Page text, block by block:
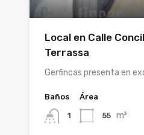
Local en Calle
Terrassa
Gerfincas presenta en
Baños
1
Área
55 m²